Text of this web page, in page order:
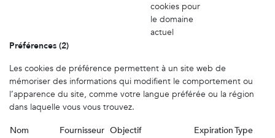
cookies pour
le domaine
actuel
Préférences (2)
Les cookies de préférence permettent à un site web de
mémoriser des informations qui modifient le comportement ou
l’apparence du site, comme votre langue préférée ou la région
dans laquelle vous vous trouvez.
Nom
Fournisseur Objectif ExpirationType